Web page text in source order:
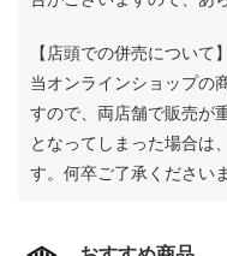
【店頭での併売について】
当オンラインショップの
すので、両店舗で販売が
となってしまった場合は
す。何卒ご了承ください